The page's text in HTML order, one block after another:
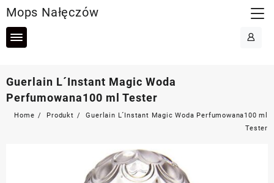
to
content
Mops Nałęczów
Guerlain L´Instant Magic Woda
Perfumowana100 ml Tester
Home Produkt
Guerlain L´Instant Magic Woda Perfumowana100 ml
Tester